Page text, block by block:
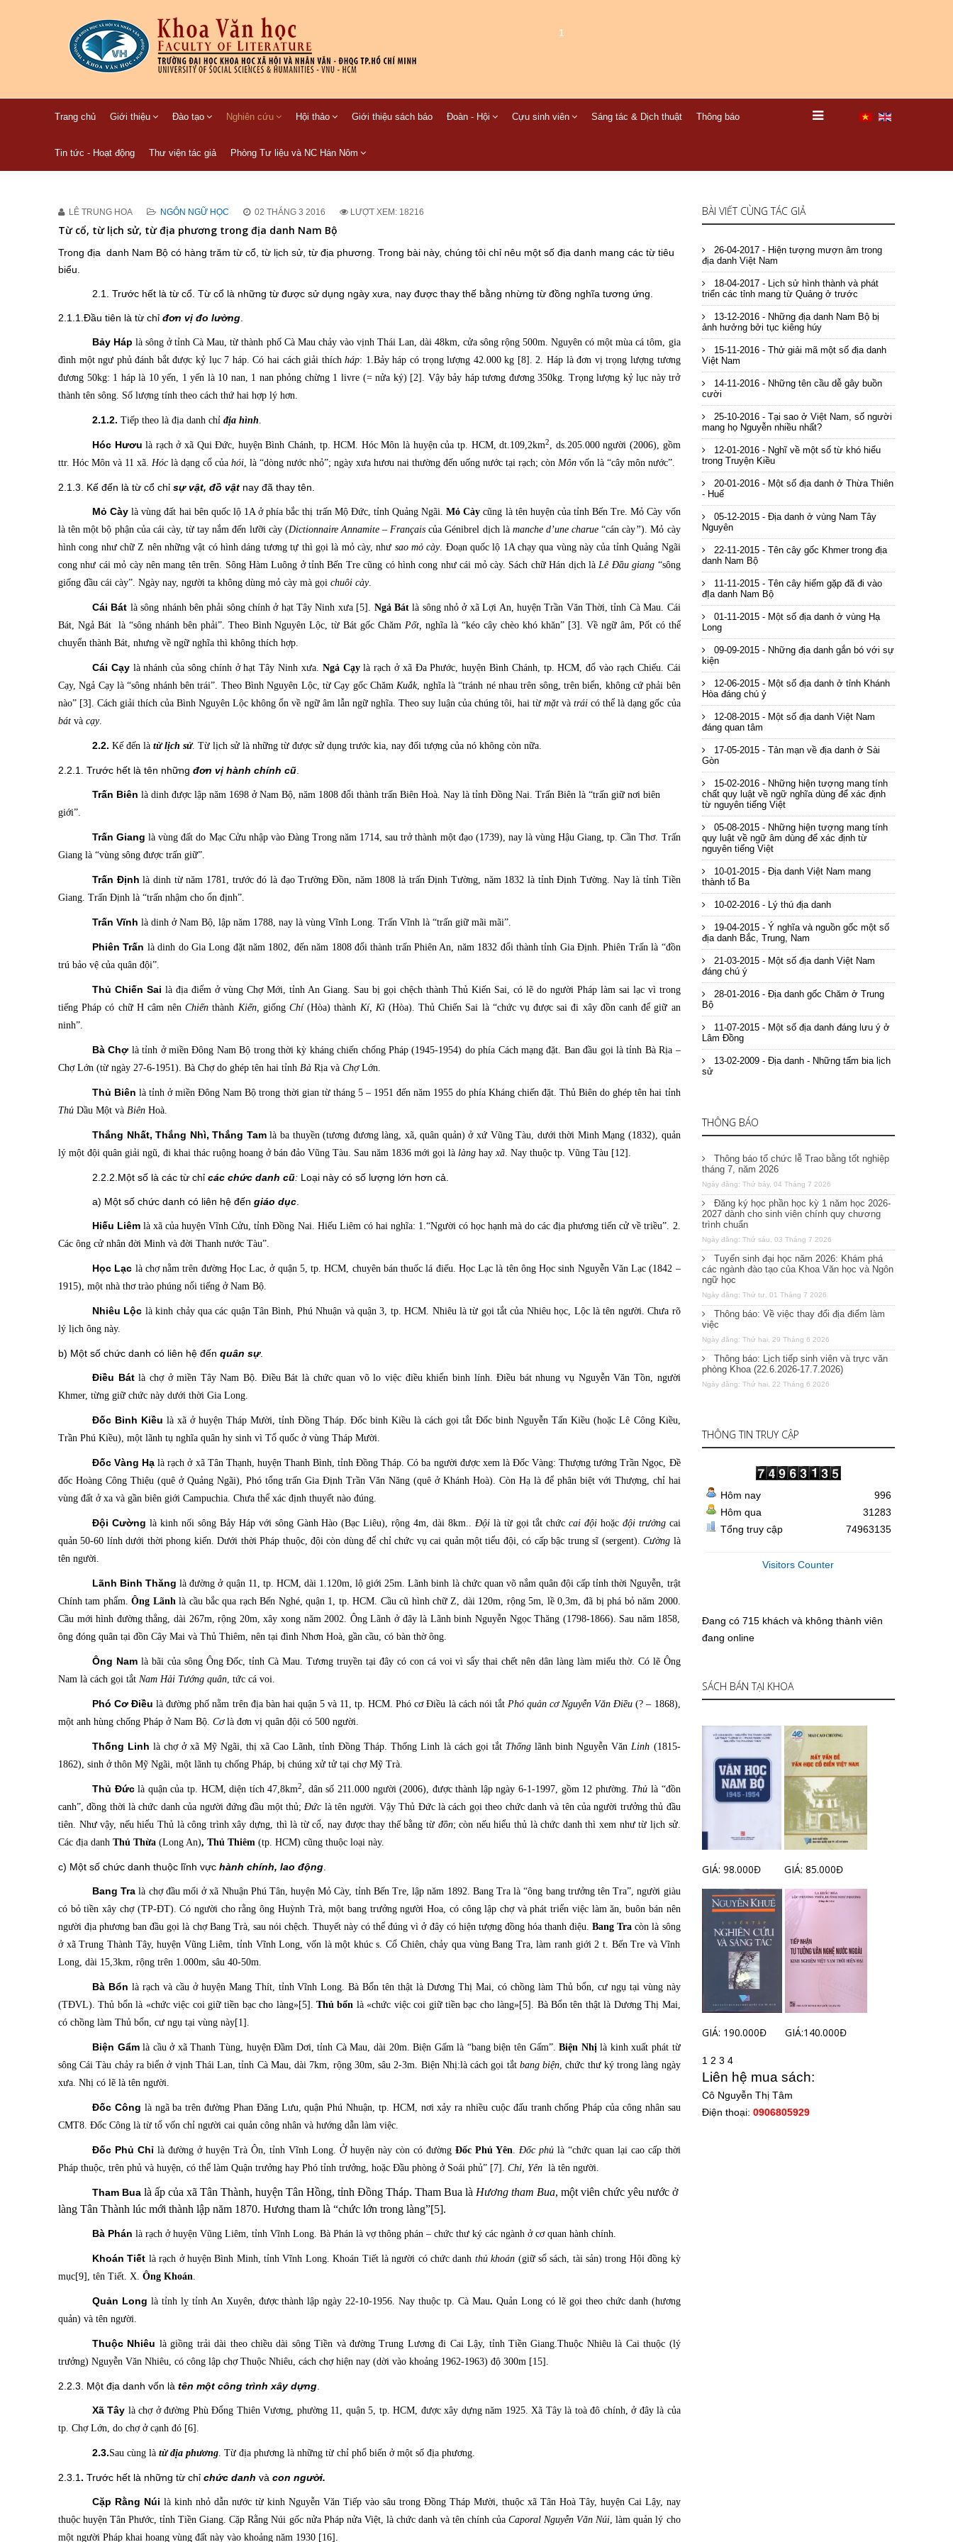
1
Trang chủ Giới thiệu Đào tạo Nghiên cứu Hội thảo Giới thiệu sách báo Đoàn - Hội Cựu sinh viên Sáng tác & Dịch thuật Thông báo
Tin tức - Hoạt động Thư viện tác giả Phòng Tư liệu và NC Hán Nôm
LÊ TRUNG HOA NGÔN NGỮ HỌC 02 THÁNG 3 2016 LƯỢT XEM: 18216
Từ cổ, từ lịch sử, từ địa phương trong địa danh Nam Bộ
Trong địa danh Nam Bộ có hàng trăm từ cổ, từ lịch sử, từ địa phương. Trong bài này, chúng tôi chỉ nêu một số địa danh mang các từ tiêu
biểu.
2.1. Trước hết là từ cổ. Từ cổ là những từ được sử dụng ngày xưa, nay được thay thế bằng nhừng từ đồng nghĩa tương ứng.
2.1.1.Đầu tiên là từ chỉ đơn vị đo lường
Bảy Háplà sông ở tỉnh Cà Mau, từ thành phố Cà Mau chảy vào vịnh Thái Lan, dài 48km, cửa sông rộng 500m. Nguyên có một mùa cá tôm, gia
đình một ngư phủ đánh bắt được kỷ lục 7 háp. Có hai cách giải thíchháp: 1.Bảy háp có trọng lượng 42.000 kg [8]. 2. Háp là đơn vị trọng lượng tương
đương 50kg: 1 háp là 10 yến, 1 yến là 10 nan, 1 nan phỏng chừng 1 livre (= nửa ký) [2]. Vậy bảy háp tương đương 350kg. Trọng lượng kỷ lục này trở
thành tên sông. Số lượng tính theo cách thứ hai hợp lý hơn.
2.1.2. Tiếp theo là địa danh chỉ địa hình.
Hóc Hươulà rạchở xã Qui Đức, huyện Bình Chánh, tp. HCM. Hóc Môn là huyện của tp. HCM, dt.109,2km2, ds.205.000 người (2006), gồm
ttr. Hóc Môn và 11 xã. Hóc là dạng cổ của hói, là “dòng nước nhỏ”; ngày xưa hươu nai thường đến uống nước tại rạch; còn Môn vốn là “cây môn nước”.
2.1.3. Kế đến là từ cổ chỉ sự vật, đồ vật nay đã thay tên.
Mỏ Càylà vùng đất hai bên quốc lộ 1A ở phía bắc thị trấn Mộ Đức, tỉnh Quảng Ngãi.Mỏ Cày cũng là tên huyện của tỉnh Bến Tre. Mỏ Cày vốn
là tên một bộ phận của cái cày, từ tay nắm đến lưỡi cày (Dictionnaire Annamite – Français của Génibrel dịch là manche d’une charue“cán cày”). Mỏ cày
hình cong như chữ Z nên những vật có hình dáng tương tự thì gọi là mỏ cày, như sao mỏ cày. Đoạn quốc lộ 1A chạy qua vùng này của tỉnh Quảng Ngãi
cong như cái mỏ cày nên mang tên trên. Sông Hàm Luông ở tỉnh Bến Tre cũng có hình cong như cái mỏ cày. Sách chữ Hán dịch làLê Đầu giang “sông
giống đầu cái cày”. Ngày nay, người ta không dùng mỏ cày mà gọi chuôi cày.
Cái Bát là sông nhánh bên phải sông chính ở hạt Tây Ninh xưa [5]. Ngả Bátlà sông nhỏ ở xã Lợi An, huyện Trần Văn Thời, tỉnh Cà Mau. Cái
Bát, Ngả Bát là “sông nhánh bên phải”. Theo Bình Nguyên Lộc, từ Bát gốc ChămPốt,nghĩa là “kéo cây chèo khó khăn” [3]. Về ngữ âm, Pốt có thể
chuyển thành Bát, nhưng về ngữ nghĩa thì không thích hợp.
Cái Cạy lànhánh của sông chính ở hạt Tây Ninh xưa. Ngả Cạylà rạch ở xã Đa Phước, huyện Bình Chánh, tp. HCM, đổ vào rạch Chiếu. Cái
Cạy, Ngả Cạy là “sông nhánh bên trái”. Theo Bình Nguyên Lộc, từ Cạy gốc ChămKuắk, nghĩa là “tránh né nhau trên sông, trên biển, không cứ phải bên
nào” [3]. Cách giải thích của Bình Nguyên Lộc không ổn về ngữ âm lẫn ngữ nghĩa. Theo suy luận của chúng tôi, hai từmặtvàtrái có thể là dạng gốc của
bát và cạy.
2.2. Kế đến là từ lịch sử. Từ lịch sử là những từ được sử dụng trước kia, nay đối tượng của nó không còn nữa.
2.2.1. Trước hết là tên những đơn vị hành chính cũ
Trấn Biên là dinh được lập năm 1698 ở Nam Bộ, năm 1808 đổi thành trấn Biên Hoà. Nay là tỉnh Đồng Nai. Trấn Biên là “trấn giữ nơi biên
giới”.
Trấn Gianglà vùng đất do Mạc Cửu nhập vào Đàng Trong năm 1714, sau trở thành một đạo (1739), nay là vùng Hậu Giang, tp. Cần Thơ. Trấn
Giang là “vùng sông được trấn giữ”.
Trấn Địnhlà dinh từ năm 1781, trước đó là đạo Trường Đồn, năm 1808 là trấn Định Tường, năm 1832 là tỉnh Định Tường. Nay là tỉnh Tiền
Giang. Trấn Định là “trấn nhậm cho ổn định”.
Trấn Vĩnh là dinh ở Nam Bộ, lập năm 1788, nay là vùng Vĩnh Long. Trấn Vĩnh là “trấn giữ mãi mãi”.
Phiên Trấn là dinh do Gia Long đặt năm 1802, đến năm 1808 đổi thành trấn Phiên An, năm 1832 đổi thành tỉnh Gia Định. Phiên Trấn là “đồn
trú bảo vệ của quân đội”.
Thủ Chiến Sai là địa điểm ở vùng Chợ Mới, tỉnhAn Giang. Sau bị gọi chệch thành Thủ Kiến Sai, có lẽ do người Pháp làm sai lạc vì trong
tiếng Pháp có chữ H câm nênChiến thành Kiến, giốngChí(Hòa) thành Kí, Kì(Hòa). Thủ Chiến Sai là “chức vụ được sai đi xây đồn canh để giữ an
ninh”.
Bà Chợ là tỉnh ở miền Đông Nam Bộ trong thời kỳ kháng chiến chống Pháp (1945-1954) do phía Cách mạng đặt. Ban đầu gọi là tỉnh Bà Rịa –
Chợ Lớn (từ ngày 27-6-1951). Bà Chợ do ghép tên hai tỉnh Bà Rịa và ChợLớn.
Thủ Biênlà tỉnh ở miền Đông Nam Bộ trong thời gian từ tháng 5 – 1951 đến năm 1955 do phía Kháng chiến đặt. Thủ Biên do ghép tên hai tỉnh
Thủ Dầu Một và Biên Hoà.
Thắng Nhất,Thắng Nhì, Thắng Tamlà ba thuyền(tương đương làng, xã, quân quản) ở xứ Vũng Tàu, dưới thời Minh Mạng (1832), quản
lý một đội quân giải ngũ, đi khai thác ruộng hoang ở bán đảo Vũng Tàu. Sau năm 1836 mới gọi là làng hay xã. Nay thuộc tp. Vũng Tàu [12].
2.2.2.Một số là các từ chỉ các chức danh cũ: Loại này có số lượng lớn hơn cả.
a) Một số chức danh có liên hệ đến giáo dục
Hiếu Liêmlà xã của huyện Vĩnh Cửu, tỉnh Đồng Nai. Hiếu Liêm có hai nghĩa: 1.“Người có học hạnh mà do các địa phương tiến cử về triều”. 2.
Các ông cử nhân đời Minh và đời Thanh nước Tàu”.
Học Lạc là chợ nằm trên đường Học Lac, ở quận 5, tp. HCM, chuyên bán thuốc lá điếu. Học Lạc là tên ông Học sinh Nguyễn Văn Lạc (1842 –
1915), một nhà thơ trào phúng nổi tiếng ở Nam Bộ.
Nhiêu Lộc là kinh chảy qua các quận Tân Bình, Phú Nhuận và quận 3, tp. HCM. Nhiêu là từ gọi tắt của Nhiêu học, Lộc là tên người. Chưa rõ
lý lịch ông này.
b) Một số chức danh có liên hệ đến quân sự.
Điều Bátlà chợở miền Tây Nam Bộ. Điều Bát là chức quan võ lo việc điều khiển binh lính. Điều bát nhung vụ Nguyễn Văn Tồn, người
Khmer, từng giữ chức này dưới thời Gia Long.
Đốc Binh Kiềulà xã ở huyện Tháp Mười, tỉnh Đồng Tháp. Đốc binh Kiều là cách gọi tắt Đốc binh Nguyễn Tấn Kiều (hoặc Lê Công Kiều,
Trần Phú Kiều), một lãnh tụ nghĩa quân hy sinh vì Tổ quốc ở vùng Tháp Mười.
Đốc Vàng Hạlà rạchở xã Tân Thạnh, huyện Thanh Bình, tỉnh Đồng Tháp. Có ba người được xem là Đốc Vàng: Thượng tướng Trần Ngọc, Đề
đốc Hoàng Công Thiệu (quê ở Quảng Ngãi), Phó tổng trấn Gia Định Trần Văn Năng (quê ở Khánh Hoà). Còn Hạ là để phân biệt với Thượng, chỉ hai
vùng đất ở xa và gần biên giới Campuchia. Chưa thể xác định thuyết nào đúng.
Đội Cường là kinh nối sông Bảy Háp với sông Gành Hào (Bạc Liêu), rộng 4m, dài 8km..Đội là từ gọi tắt chức cai độihoặc đội trưởngcai
quản 50-60 lính dưới thời phong kiến. Dưới thời Pháp thuộc, đội còn dùng để chỉ chức vụ cai quản một tiểu đội, có cấp bậc trung sĩ (sergent).Cường là
tên người.
Lãnh Binh Thănglà đường ở quận 11, tp. HCM, dài 1.120m, lộ giới 25m. Lãnh binh là chức quan võ nắm quân đội cấp tỉnh thời Nguyễn, trật
Chính tam phẩm.Ông Lãnhlà cầubắc qua rạch Bến Nghé, quận 1, tp. HCM. Cầu cũ hình chữ Z, dài 120m, rộng 5m, lề 0,3m, đã bị phá bỏ năm 2000.
Cầu mới hình đường thẳng, dài 267m, rộng 20m, xây xong năm 2002. Ông Lãnh ở đây là Lãnh binh Nguyễn Ngọc Thăng (1798-1866). Sau năm 1858,
ông đóng quân tại đồn Cây Mai và Thủ Thiêm, nên tại đình Nhơn Hoà, gần cầu, có bàn thờ ông.
Ông Nam là bãi của sông Ông Đốc, tỉnh Cà Mau. Tương truyền tại đây có con cá voi vì sẩy thai chết nên dân làng làm miếu thờ. Có lẽ Ông
Nam là cách gọi tắt Nam Hải Tướng quân, tức cá voi.
Phó Cơ Điềulà đường phố nằm trên địa bàn hai quận 5 và 11, tp. HCM. Phó cơ Điều là cách nói tắt Phó quản cơ Nguyễn Văn Điều(? – 1868),
một anh hùng chống Pháp ở Nam Bộ. Cơlà đơn vị quân đội có 500 người.
Thống Linhlà chợở xã Mỹ Ngãi, thị xã Cao Lãnh, tỉnh Đồng Tháp. Thống Linh là cách gọi tắt Thốnglãnh binh Nguyễn VănLinh (1815-
1862), sinh ở thôn Mỹ Ngãi, một lãnh tụ chống Pháp, bị chúng xử tử tại chợ Mỹ Trà.
Thủ Đứclà quậncủa tp. HCM, diện tích 47,8km2, dân số 211.000 người (2006), được thành lập ngày 6-1-1997, gồm 12 phường. Thủ là “đồn
canh”, đồng thời là chức danh của người đứng đầu một thủ;Đức là tên người. Vậy Thủ Đức là cách gọi theo chức danh và tên của người trưởng thủ đầu
tiên. Như vậy, nếu hiểu Thủ là công trình xây dựng, thì là từ cổ, nay được thay thế bằng từ đồn; còn nếu hiểu thủ là chức danh thì xem như từ lịch sử.
Các địa danh Thủ Thừa (Long An), Thủ Thiêm (tp. HCM) cũng thuộc loại này.
c) Một số chức danh thuộc lĩnh vực hành chính, lao động
Bang Tralà chợđầu mối ở xã Nhuận Phú Tân, huyện Mỏ Cày, tỉnh Bến Tre, lập năm 1892. Bang Tra là “ông bang trưởng tên Tra”, người giàu
có bỏ tiền xây chợ (TP-ĐT). Có người cho rằng ông Huỳnh Trà, một bang trưởng người Hoa, có công lập chợ và phát triển việc làm ăn, buôn bán nên
người địa phương ban đầu gọi là chợ Bang Trà, sau nói chệch. Thuyết này có thể đúng vì ở đây có hiện tượng đồng hóa thanh điệu.Bang Tracòn là sông
ở xã Trung Thành Tây, huyện Vũng Liêm, tỉnh Vĩnh Long, vốn là một khúc s. Cổ Chiên, chảy qua vùng Bang Tra, làm ranh giới 2 t. Bến Tre và Vĩnh
Long, dài 15,3km, rộng trên 1.000m, sâu 40-50m.
Bà Bổn là rạch và cầu ở huyện Mang Thít, tỉnh Vĩnh Long. Bà Bổn tên thật là Dương Thị Mai, có chồng làm Thủ bổn, cư ngụ tại vùng này
(TĐVL). Thủ bổn là «chức việc coi giữ tiền bạc cho làng»[5]. Thủ bổn là «chức việc coi giữ tiền bạc cho làng»[5]. Bà Bổn tên thật là Dương Thị Mai,
có chồng làm Thủ bổn, cư ngụ tại vùng này[1].
Biện Gẩmlà cầu ở xã Thanh Tùng, huyện Đầm Dơi, tỉnh Cà Mau, dài 20m. Biện Gấm là “bang biện tên Gấm”.Biện Nhịlà kinh xuất phát từ
sông Cái Tàu chảy ra biển ở vịnh Thái Lan, tỉnh Cà Mau, dài 7km, rộng 30m, sâu 2-3m. Biện Nhị:là cách gọi tắt bang biện, chức thư ký trong làng ngày
xưa. Nhị có lẽ là tên người.
Đốc Công là ngã ba trên đường Phan Đăng Lưu, quận Phú Nhuận, tp. HCM, nơi xảy ra nhiều cuộc đấu tranh chống Pháp của công nhân sau
CMT8. Đốc Công là từ tổ vốn chỉ người cai quản công nhân và hướng dẫn làm việc.
Đốc Phủ Chỉ là đường ở huyện Trà Ôn, tỉnh Vĩnh Long. Ở huyện này còn có đường Đốc Phủ Yên. Đốc phủlà “chức quan lại cao cấp thời
Pháp thuộc, trên phủ và huyện, có thể làm Quận trưởng hay Phó tỉnh trưởng, hoặc Đầu phòng ở Soái phủ” [7]. Chỉ, Yên là tên người.
Tham Bua là ấp của xã Tân Thành, huyện Tân Hồng, tỉnh Đồng Tháp. Tham Bua là Hương tham Bua, một viên chức yêu nước ở
làng Tân Thành lúc mới thành lập năm 1870. Hương tham là “chức lớn trong làng”[5].
Bà Phán là rạch ở huyện Vũng Liêm, tỉnh Vĩnh Long. Bà Phán là vợ thông phán – chức thư ký các ngành ở cơ quan hành chính.
Khoán Tiết là rạch ở huyện Bình Minh, tỉnh Vĩnh Long. Khoán Tiết là người có chức danh thủ khoán (giữ sổ sách, tài sản) trong Hội đồng kỳ
mục[9], tên Tiết. X. Ông Khoán.
Quản Long là tỉnh lỵ tỉnh An Xuyên, được thành lập ngày 22-10-1956. Nay thuộc tp. Cà Mau. Quản Long có lẽ gọi theo chức danh (hương
quản) và tên người.
Thuộc Nhiêu là giồng trải dài theo chiều dài sông Tiền và đường Trung Lương đi Cai Lậy, tỉnh Tiền Giang.Thuộc Nhiêu là Cai thuộc (lý
trưởng) Nguyễn Văn Nhiêu, có công lập chợ Thuộc Nhiêu, cách chợ hiện nay (dời vào khoảng 1962-1963) độ 300m [15].
2.2.3. Một địa danh vốn là tên một công trình xây dựng
Xã Tây là chợở đường Phù Đổng Thiên Vương, phường 11, quận 5, tp. HCM, được xây dựng năm 1925. Xã Tây là toà đô chính, ở đây là của
tp. Chợ Lớn, do chợ ở cạnh đó [6].
2.3.Sau cùng là từ địa phương. Từ địa phương là những từ chỉ phổ biến ở một số địa phương.
2.3.1 . Trước hết là những từ chỉ chức danh và con người.
Cặp Rằng Núi là kinhnhỏ dẫn nước từ kinh Nguyễn Văn Tiếp vào sâu trong Đồng Tháp Mười, thuộc xã Tân Hoà Tây, huyện Cai Lậy, nay
thuộc huyện Tân Phước, tỉnh Tiền Giang. Cặp Rằng Núi gốc nửa Pháp nửa Việt, là chức danh và tên chính củaCaporal Nguyễn Văn Núi, làm quản lý cho
một người Pháp khai hoang vùng đất này vào khoảng năm 1930 [16].
BÀI VIẾT CÙNG TÁC GIẢ
26-04-2017 - Hiện tượng mượn âm trong
địa danh Việt Nam
18-04-2017 - Lịch sử hình thành và phát
triển các tỉnh mang từ Quảng ở trước
13-12-2016 - Những địa danh Nam Bộ bị
ảnh hưởng bởi tục kiêng húy
15-11-2016 - Thử giải mã một số địa danh
Việt Nam
14-11-2016 - Những tên cầu dễ gây buồn
cười
25-10-2016 - Tại sao ở Việt Nam, số người
mang họ Nguyễn nhiều nhất?
12-01-2016 - Nghĩ về một số từ khó hiểu
trong Truyện Kiều
20-01-2016 - Một số địa danh ở Thừa Thiên
- Huế
05-12-2015 - Địa danh ở vùng Nam Tây
Nguyên
22-11-2015 - Tên cây gốc Khmer trong địa
danh Nam Bộ
11-11-2015 - Tên cây hiếm gặp đã đi vào
đỊa danh Nam Bộ
01-11-2015 - Một số địa danh ở vùng Hạ
Long
09-09-2015 - Những địa danh gắn bó với sự
kiện
12-06-2015 - Một số địa danh ở tỉnh Khánh
Hòa đáng chú ý
12-08-2015 - Một số địa danh Việt Nam
đáng quan tâm
17-05-2015 - Tản mạn về địa danh ở Sài
Gòn
15-02-2016 - Những hiện tượng mang tính
chất quy luật về ngữ nghĩa dùng để xác định
từ nguyên tiếng Việt
05-08-2015 - Những hiện tượng mang tính
quy luật về ngữ âm dùng để xác định từ
nguyên tiếng Việt
10-01-2015 - Địa danh Việt Nam mang
thành tố Ba
10-02-2016 - Lý thú địa danh
19-04-2015 - Ý nghĩa và nguồn gốc một số
địa danh Bắc, Trung, Nam
21-03-2015 - Một số địa danh Việt Nam
đáng chú ý
28-01-2016 - Địa danh gốc Chăm ở Trung
Bộ
11-07-2015 - Một số địa danh đáng lưu ý ở
Lâm Đồng
13-02-2009 - Địa danh - Những tấm bia lịch
sử
THÔNG BÁO
Thông báo tổ chức lễ Trao bằng tốt nghiệp
tháng 7, năm 2026
Ngày đăng: Thứ bảy, 04 Tháng 7 2026
Đăng ký học phần học kỳ 1 năm học 2026-
2027 dành cho sinh viên chính quy chương
trình chuẩn
Ngày đăng: Thứ sáu, 03 Tháng 7 2026
Tuyển sinh đại học năm 2026: Khám phá
các ngành đào tạo của Khoa Văn học và Ngôn
ngữ học
Ngày đăng: Thứ tư, 01 Tháng 7 2026
Thông báo: Về việc thay đổi địa điểm làm
việc
Ngày đăng: Thứ hai, 29 Tháng 6 2026
Thông báo: Lịch tiếp sinh viên và trực văn
phòng Khoa (22.6.2026-17.7.2026)
Ngày đăng: Thứ hai, 22 Tháng 6 2026
THÔNG TIN TRUY CẬP
Hôm nay
Hôm qua
Tổng truy cập
996
31283
74963135
Visitors Counter
Đang có 715 khách và không thành viên
đang online
SÁCH BÁN TẠI KHOA
GIÁ: 98.000Đ GIÁ: 85.000Đ
GIÁ: 190.000Đ GIÁ:140.000Đ
1 2 3 4
Liên hệ mua sách:
Cô Nguyễn Thị Tâm
Điện thoại: 0906805929